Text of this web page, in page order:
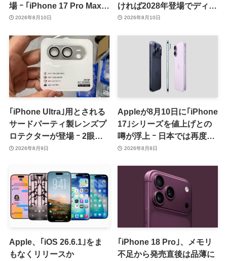
場 ｰ ｢iPhone 17 Pro Max｣
からの容量増加を確認
2026年8月10日
ければ2028年登場でディス
プレイが僅かに大型化
2026年8月10日
｢iPhone Ultra｣用とされる
サードパーティ製レンズプ
ロテクターが登場 ｰ 2眼カ
メラ搭載や一部本体カラー
2026年8月9日
Appleが8月10日に｢iPhone
17｣シリーズを値上げとの
噂が浮上 ｰ 日本では再度値
上げの可能性も?!
2026年8月8日
Apple、｢iOS 26.6.1｣をま
もなくリリースか
｢iPhone 18 Pro｣、メモリ
不足から発売直後は品薄に